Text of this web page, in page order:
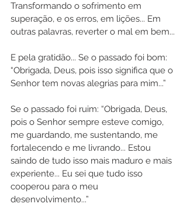
Transformando o sofrimento em
superação, e os erros, em lições... Em
outras palavras, reverter o mal em bem...
E pela gratidão... Se o passado foi bom:
“Obrigada, Deus, pois isso significa que o
Senhor tem novas alegrias para mim...”
Se o passado foi ruim: “Obrigada, Deus,
pois o Senhor sempre esteve comigo,
me guardando, me sustentando, me
fortalecendo e me livrando... Estou
saindo de tudo isso mais maduro e mais
experiente... Eu sei que tudo isso
cooperou para o meu
desenvolvimento...”